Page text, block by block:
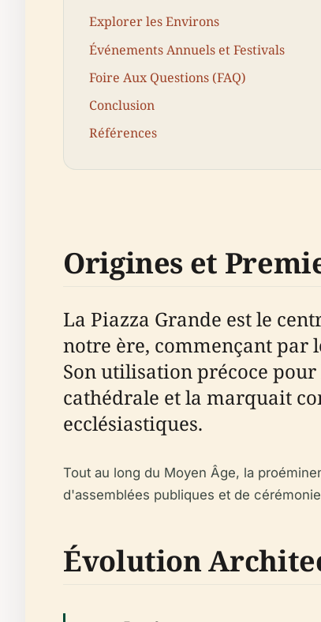
Explorer les Environs
Événements Annuels et Festivals
Foire Aux Questions (FAQ)
Conclusion
Références
Origines et
La Piazza Grande est le
notre ère, commençant par
Son utilisation précoce
cathédrale et la marquait
ecclésiastiques.
Tout au long du Moyen Âge, la
d'assemblées publiques et de
Évolution